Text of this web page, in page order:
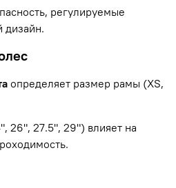
регулируемые
дизайн.
определяет размер рамы (XS,
26", 27.5", 29") влияет на